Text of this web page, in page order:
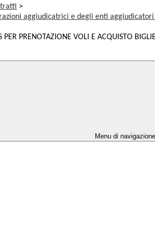
>
aggiudicatrici e degli enti
PER PRENOTAZIONE VOLI E ACQUISTO
Menu di navigazione